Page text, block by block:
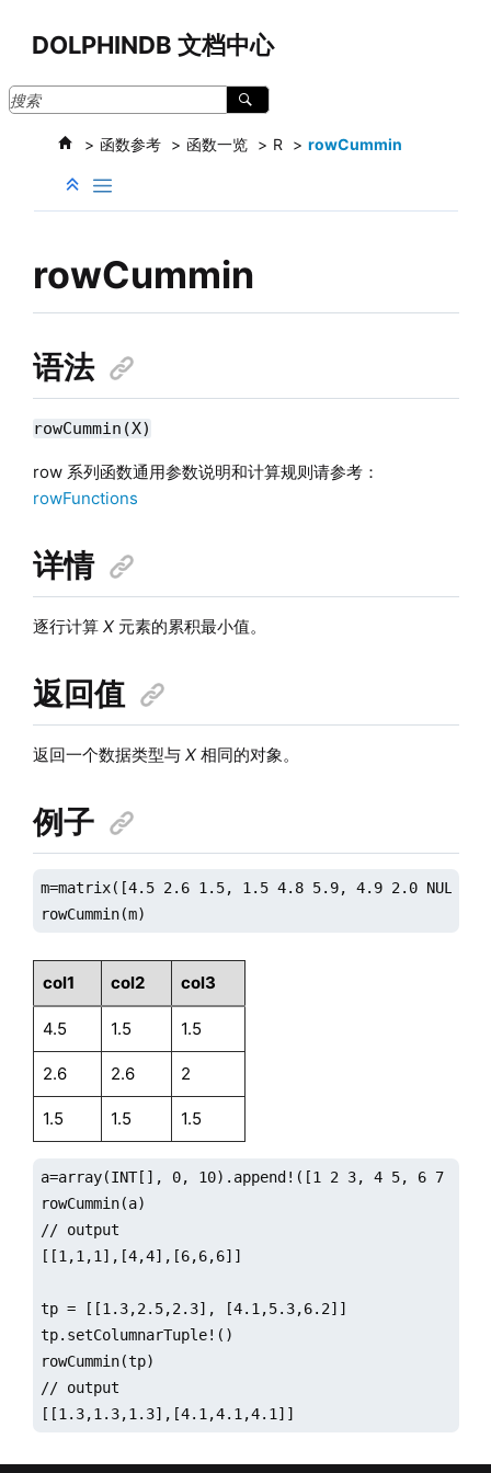
DOLPHINDB 文档中心
函数参考 函数一览 R rowCummin
rowCummin
语法
rowCummin(X)
row 系列函数通用参数说明和计算规则请参考：
rowFunctions
详情
逐行计算 X元素的累积最小值。
返回值
返回一个数据类型与 X相同的对象。
例子
m=matrix([4.5 2.6 1.5, 1.5 4.8 5.9, 4.9 2.0 NULL])
rowCummin(m)
col1 col2 col3
4.5 1.5 1.5
2.6 2.6 2
1.5 1.5 1.5
a=array(INT[], 0, 10).append!([1 2 3, 4 5, 6 7 8]);
rowCummin(a)
// output
[[1,1,1],[4,4],[6,6,6]]
tp = [[1.3,2.5,2.3], [4.1,5.3,6.2]]
tp.setColumnarTuple!()
rowCummin(tp)
// output
[[1.3,1.3,1.3],[4.1,4.1,4.1]]